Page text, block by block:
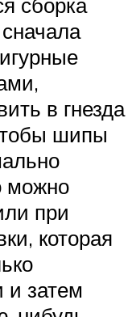
в гнезда
шипы
можно
при
которая
и затем